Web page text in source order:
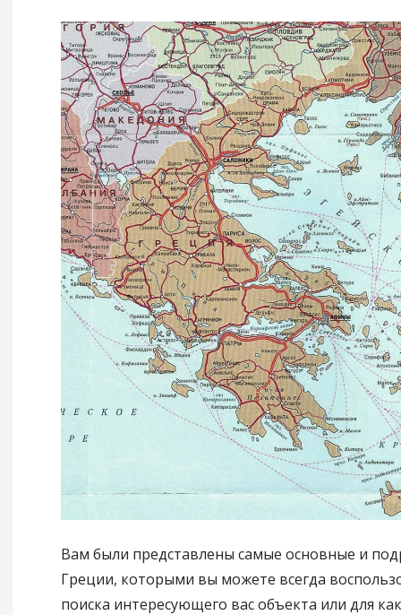
Вам были представлены самые основные и
Греции, которыми вы можете всегда
поиска интересующего вас объекта или для